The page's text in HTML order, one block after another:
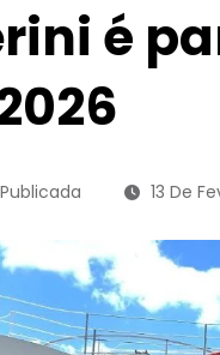
é
13 De